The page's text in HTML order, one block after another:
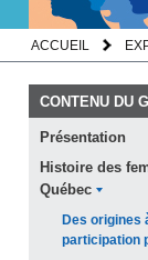
ACCUEIL
CONTENU DU
Présentation
Histoire des
Québec
Des origines
participation